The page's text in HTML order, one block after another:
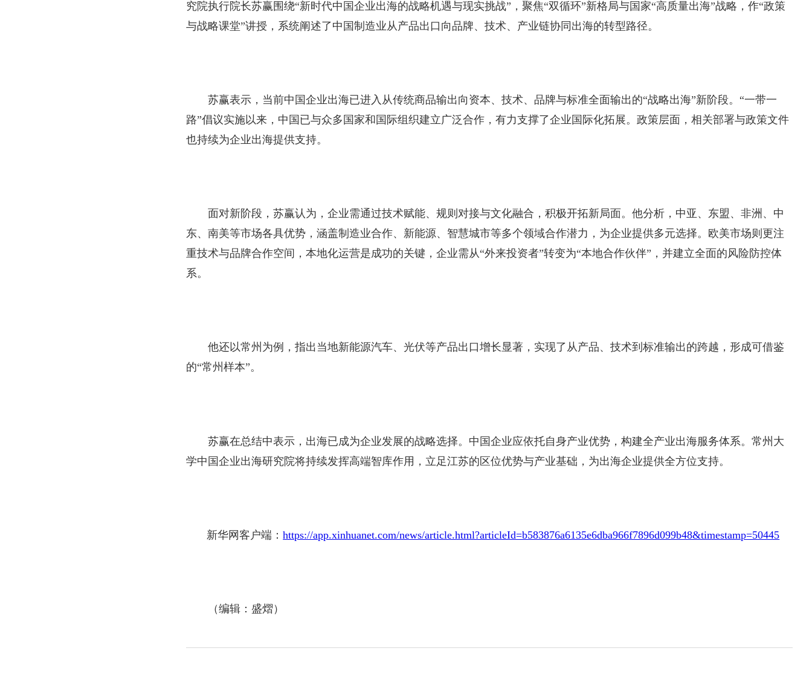
究院执行院长苏赢围绕“新时代中国企业出海的战略机遇与现实挑战”，聚焦“双循环”新格局与国家“高质量出海”战略，作“政策
与战略课堂”讲授，系统阐述了中国制造业从产品出口向品牌、技术、产业链协同出海的转型路径。
苏赢表示，当前中国企业出海已进入从传统商品输出向资本、技术、品牌与标准全面输出的“战略出海”新阶段。“一带一
路”倡议实施以来，中国已与众多国家和国际组织建立广泛合作，有力支撑了企业国际化拓展。政策层面，相关部署与政策文件
也持续为企业出海提供支持。
面对新阶段，苏赢认为，企业需通过技术赋能、规则对接与文化融合，积极开拓新局面。他分析，中亚、东盟、非洲、中
东、南美等市场各具优势，涵盖制造业合作、新能源、智慧城市等多个领域合作潜力，为企业提供多元选择。欧美市场则更注
重技术与品牌合作空间，本地化运营是成功的关键，企业需从“外来投资者”转变为“本地合作伙伴”，并建立全面的风险防控体
系。
他还以常州为例，指出当地新能源汽车、光伏等产品出口增长显著，实现了从产品、技术到标准输出的跨越，形成可借鉴
的“常州样本”。
苏赢在总结中表示，出海已成为企业发展的战略选择。中国企业应依托自身产业优势，构建全产业出海服务体系。常州大
学中国企业出海研究院将持续发挥高端智库作用，立足江苏的区位优势与产业基础，为出海企业提供全方位支持。
新华网客户端：https://app.xinhuanet.com/news/article.html?articleId=b583876a6135e6dba966f7896d099b48&timestamp=50445
（编辑：盛熠）